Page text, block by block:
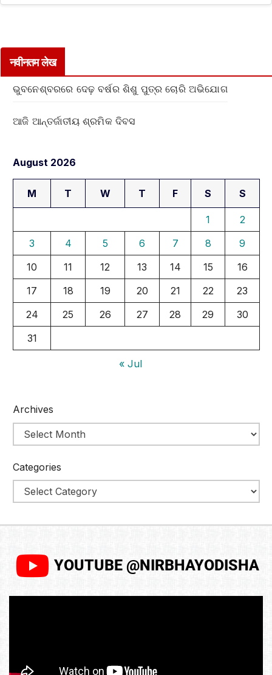
नवीनतम लेख
ଭୁବନେଶ୍ବରରେ ଦେଢ଼ ବର୍ଷର ଶିଶୁ ପୁତ୍ର ଚୋରି ଅଭିଯୋଗ
ଆଜି ଆନ୍ତର୍ଜାତୀୟ ଶ୍ରମିକ ଦିବସ
August 2026
M T W T F S S
1
2
3
4 5 6 7 8
9
10
11 12 13 14 15
16
17
18 19 20 21 22
23
24
25 26 27 28 29
30
31
« Jul
Archives
Categories
YOUTUBE @NIRBHAYODISHA